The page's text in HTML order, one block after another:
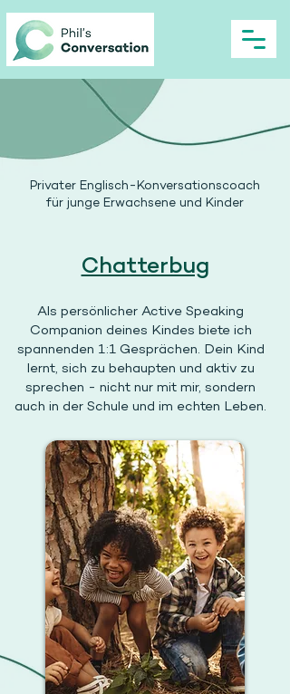
Privater Englisch-Konversationscoach
für junge Erwachsene und Kinder
Chatterbug
Als persönlicher Active Speaking
Companion deines Kindes biete ich
spannenden 1:1 Gesprächen. Dein Kind
lernt, sich zu behaupten und aktiv zu
sprechen - nicht nur mit mir, sondern
auch in der Schule und im echten Leben.